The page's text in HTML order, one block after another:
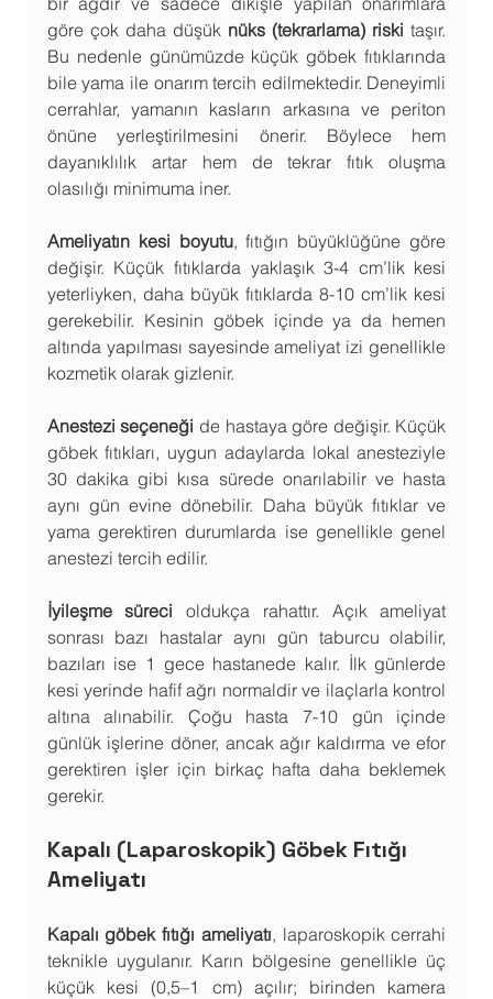
göre çok daha düşük nüks (tekrarlama) riski taşır.
Bu nedenle günümüzde küçük göbek fıtıklarında
bile yama ile onarım tercih edilmektedir. Deneyimli
cerrahlar, yamanın kasların arkasına ve periton
önüne yerleştirilmesini önerir. Böylece hem
dayanıklılık artar hem de tekrar fıtık oluşma
olasılığı minimuma iner.
Ameliyatın kesi boyutu, fıtığın büyüklüğüne göre
değişir. Küçük fıtıklarda yaklaşık 3-4 cm’lik kesi
yeterliyken, daha büyük fıtıklarda 8-10 cm’lik kesi
gerekebilir. Kesinin göbek içinde ya da hemen
altında yapılması sayesinde ameliyat izi genellikle
kozmetik olarak gizlenir.
Anestezi seçeneği de hastaya göre değişir. Küçük
göbek fıtıkları, uygun adaylarda lokal anesteziyle
30 dakika gibi kısa sürede onarılabilir ve hasta
aynı gün evine dönebilir. Daha büyük fıtıklar ve
yama gerektiren durumlarda ise genellikle genel
anestezi tercih edilir.
İyileşme süreci oldukça rahattır. Açık ameliyat
sonrası bazı hastalar aynı gün taburcu olabilir,
bazıları ise 1 gece hastanede kalır. İlk günlerde
kesi yerinde hafif ağrı normaldir ve ilaçlarla kontrol
altına alınabilir. Çoğu hasta 7-10 gün içinde
günlük işlerine döner, ancak ağır kaldırma ve efor
gerektiren işler için birkaç hafta daha beklemek
gerekir.
Kapalı (Laparoskopik) Göbek Fıtığı
Ameliyatı
Kapalı göbek fıtığı ameliyatı, laparoskopik cerrahi
teknikle uygulanır. Karın bölgesine genellikle üç
küçük kesi (0,5–1 cm) açılır; birinden kamera